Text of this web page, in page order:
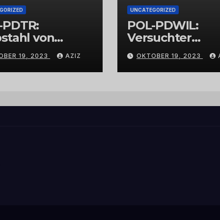
PDTR:
von
19, 2023 AZIZ
UNCATEGORIZED
POL-PDWIL:
Versuchter
Einbruch im
Gewerbegebiet
Wittlich
OKTOBER 19, 2023